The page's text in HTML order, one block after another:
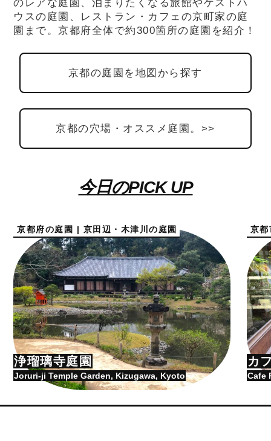
のレアな庭園、泊まりたくなる旅館やゲストハ
ウスの庭園、レストラン・カフェの京町家の庭
園まで。京都府全体で約300箇所の庭園を紹介！
京都の庭園を地図から探す
京都の穴場・オススメ庭園。>>
今日のPICK UP
京都府の庭園 | 京田辺・木津川の庭園
浄瑠璃寺庭園
Joruri-ji Temple Garden, Kizugawa, Kyoto
京
カ
Cafe